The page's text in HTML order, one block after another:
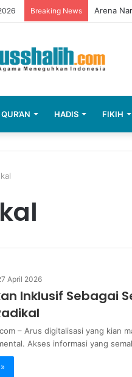
Breaking News Arena
HADIS FIKIH
April 2026
Inklusif Sebagai
– Arus digitalisasi yang kian
Akses informasi yang